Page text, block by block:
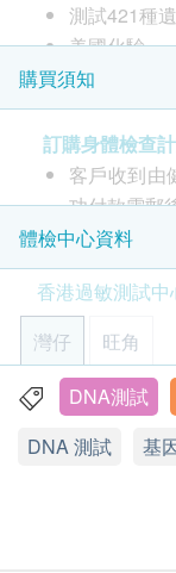
測試421種
美國化驗
報告需時約2
測試由美國
購買須知
訂購身體檢查
客戶收到由
功付款電郵
個月內(由
作廢。
進行過敏測
下，可於10
報告可以電
心領取。
訂購一經確
如有爭議，
體檢中心資料
香港過敏測試中
灣仔
旺角
灣仔駱克道171-
顯示地圖
DNA測試
DNA 測試
基